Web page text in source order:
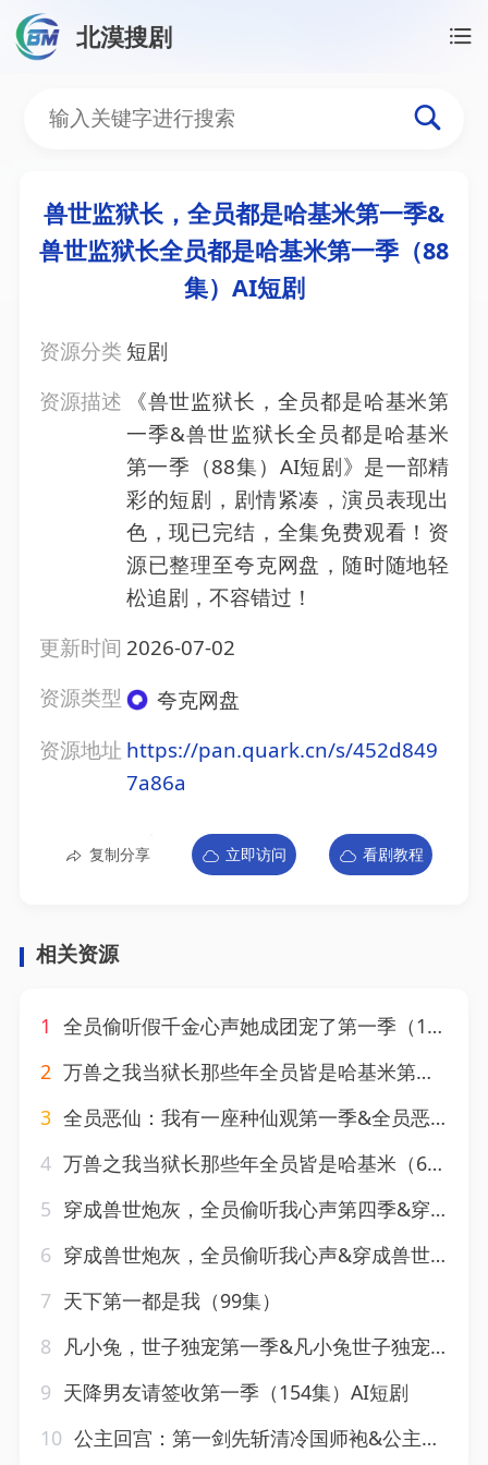
北漠搜剧
兽世监狱长，全员都是
兽世监狱长，全员都是哈基米第一季&
兽世监狱长全员都是哈基米第一季（88
集）AI短剧
资源分类 短剧
资源描述
《兽世监狱长，全员都是哈基米第
一季&兽世监狱长全员都是哈基米
第一季（88集）AI短剧》是一部精
彩的短剧，剧情紧凑，演员表现出
色，现已完结，全集免费观看！资
源已整理至夸克网盘，随时随地轻
松追剧，不容错过！
更新时间 2026-07-02
资源类型
夸克网盘
资源地址 https://pan.quark.cn/s/452d849
7a86a
复制分享 立即访问 看剧教程
相关资源
1 全员偷听假千金心声她成团宠了第一季（152集）AI短剧
2 万兽之我当狱长那些年全员皆是哈基米第三季（100集）AI短剧
3 全员恶仙：我有一座种仙观第一季&全员恶仙我有一座种仙观第一季（80集）AI短剧
4 万兽之我当狱长那些年全员皆是哈基米（65集）AI短剧
5 穿成兽世炮灰，全员偷听我心声第四季&穿成兽世炮灰全员偷听我心声第四季（73集）AI短剧
6 穿成兽世炮灰，全员偷听我心声&穿成兽世炮灰全员偷听我心声（72集）AI短剧
7 天下第一都是我（99集）
8 凡小兔，世子独宠第一季&凡小兔世子独宠第一季（101集）AI短剧
9 天降男友请签收第一季（154集）AI短剧
10 公主回宫：第一剑先斩清冷国师袍&公主回宫第一剑先斩清冷国师袍（61集）AI短剧